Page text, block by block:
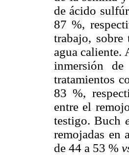
de ácido
87 %,
trabajo,
agua caliente.
inmersión
tratamientos
83 %,
entre el
testigo. Buch
remojadas en
de 44 a 53 %